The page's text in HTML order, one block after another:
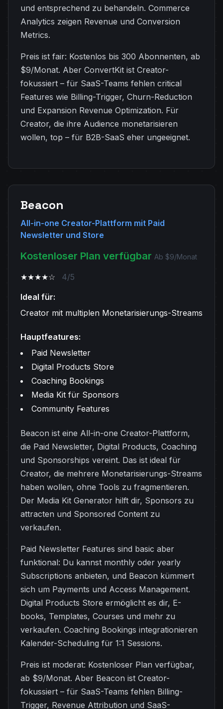
und entsprechend zu behandeln. Commerce
Analytics zeigen Revenue und Conversion
Metrics.
Preis ist fair: Kostenlos bis 300 Abonnenten, ab
$9/Monat. Aber ConvertKit ist Creator-
fokussiert – für SaaS-Teams fehlen critical
Features wie Billing-Trigger, Churn-Reduction
und Expansion Revenue Optimization. Für
Creator, die ihre Audience monetarisieren
wollen, top – für B2B-SaaS eher ungeeignet.
Beacon
All-in-one Creator-Plattform mit Paid
Newsletter und Store
Kostenloser Plan verfügbar Ab $9/Monat
★★★★☆
4/5
Ideal für:
Creator mit multiplen Monetarisierungs-Streams
Hauptfeatures:
Paid Newsletter
Digital Products Store
Coaching Bookings
Media Kit für Sponsors
Community Features
Beacon ist eine All-in-one Creator-Plattform,
die Paid Newsletter, Digital Products, Coaching
und Sponsorships vereint. Das ist ideal für
Creator, die mehrere Monetarisierungs-Streams
haben wollen, ohne Tools zu fragmentieren.
Der Media Kit Generator hilft dir, Sponsors zu
attracten und Sponsored Content zu
verkaufen.
Paid Newsletter Features sind basic aber
funktional: Du kannst monthly oder yearly
Subscriptions anbieten, und Beacon kümmert
sich um Payments und Access Management.
Digital Products Store ermöglicht es dir, E-
books, Templates, Courses und mehr zu
verkaufen. Coaching Bookings integrationieren
Kalender-Scheduling für 1:1 Sessions.
Preis ist moderat: Kostenloser Plan verfügbar,
ab $9/Monat. Aber Beacon ist Creator-
fokussiert – für SaaS-Teams fehlen Billing-
Trigger, Revenue Attribution und SaaS-